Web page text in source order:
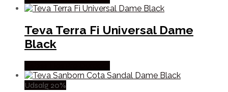
Teva Terra Fi Universal Dame
Black
Udsalg 20%